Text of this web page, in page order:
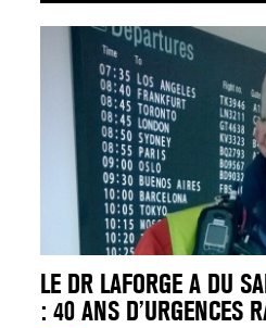
LE DR LAFORGE A DU
: 40 ANS D’URGENCES